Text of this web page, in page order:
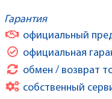
Гарантия
официальный
официальная
обмен / возврат
собственный